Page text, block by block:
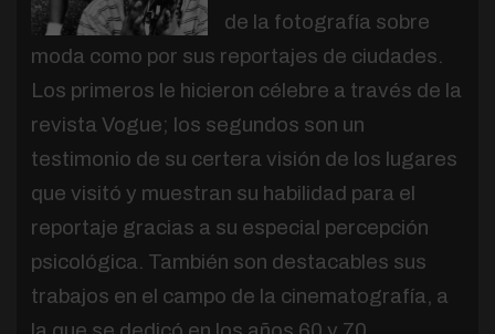
de la fotografía sobre
moda como por sus reportajes de ciudades.
Los primeros le hicieron célebre a través de la
revista Vogue; los segundos son un
testimonio de su certera visión de los lugares
que visitó y muestran su habilidad para el
reportaje gracias a su especial percepción
psicológica. También son destacables sus
trabajos en el campo de la cinematografía, a